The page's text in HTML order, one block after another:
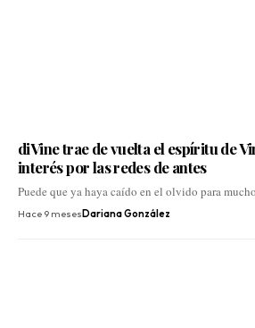
diVine trae de vuelta el espíritu de
interés por las redes de antes
Puede que ya haya caído en el olvido para
Hace 9 meses Dariana González